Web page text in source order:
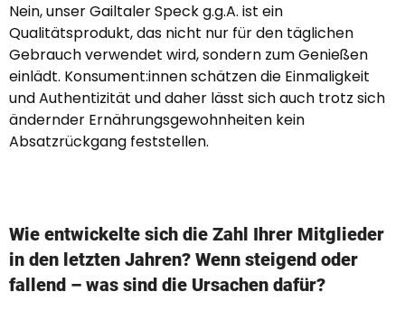
Nein, unser Gailtaler Speck g.g.A. ist ein
Qualitätsprodukt, das nicht nur für den täglichen
Gebrauch verwendet wird, sondern zum Genießen
einlädt. Konsument:innen schätzen die Einmaligkeit
und Authentizität und daher lässt sich auch trotz sich
ändernder Ernährungsgewohnheiten kein
Absatzrückgang feststellen.
Wie entwickelte sich die Zahl Ihrer Mitglieder
in den letzten Jahren? Wenn steigend oder
fallend – was sind die Ursachen dafür?